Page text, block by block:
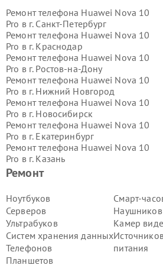
Ремонт
Ноутбуков
Серверов
Ультрабуков
Систем хранения данных
Телефонов
Планшетов
Смарт-
Наушников
Камер
питания
Ремонт телефона Huawei Nova 10
Pro в г. Санкт-Петербург
Ремонт телефона Huawei Nova 10
Pro в г. Краснодар
Ремонт телефона Huawei Nova 10
Pro в г. Ростов-на-Дону
Ремонт телефона Huawei Nova 10
Pro в г. Нижний Новгород
Ремонт телефона Huawei Nova 10
Pro в г. Новосибирск
Ремонт телефона Huawei Nova 10
Pro в г. Екатеринбург
Ремонт телефона Huawei Nova 10
Pro в г. Казань
Ремонт телефона Huawei Nova 10
Pro в г.Воронеж
Ремонт телефона Huawei Nova 10
Pro в г.Волгоград
Ремонт телефона Huawei Nova 10
Pro в г.Самара
Ремонт телефона Huawei Nova 10
Pro в г.Пермь
Ремонт телефона Huawei Nova 10